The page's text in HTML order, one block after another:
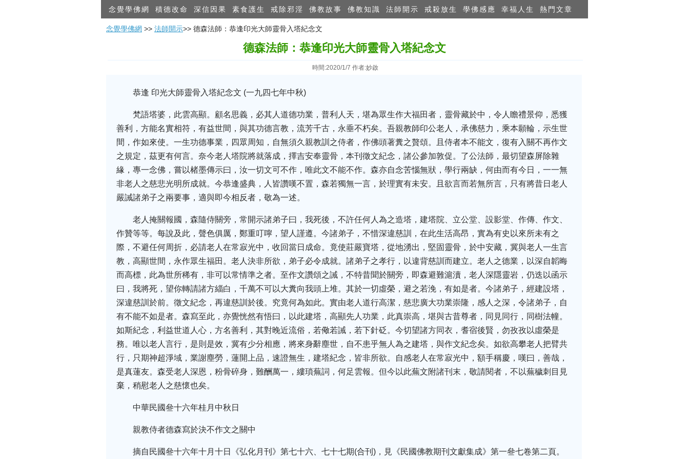
念覺學佛網 積德改命 深信因果 素食護生 戒除邪淫 佛教故事 佛教知識 法師開示 戒殺放生 學佛感應 幸福人生 熱門文章
念覺學佛網 >> 法師開示>> 德森法師：恭逢印光大師靈骨入塔紀念文
德森法師：恭逢印光大師靈骨入塔紀念文
時間:2020/1/7 作者:妙啟
恭逢 印光大師靈骨入塔紀念文 (一九四七年中秋)
梵語塔婆，此雲高顯。顧名思義，必其人道德功業，普利人天，堪為眾生作大福田者，靈骨藏於中，令人瞻禮景仰，悉獲
善利，方能名實相符，有益世間，與其功德言教，流芳千古，永垂不朽矣。吾親教師印公老人，承佛慈力，乘本願輪，示生世
間，作如來使。一生功德事業，四眾周知，自無須久親教訓之侍者，作佛頭著糞之贅頌。且侍者本不能文，復有入關不再作文
之規定，茲更有何言。奈今老人塔院將就落成，擇吉安奉靈骨，本刊徵文紀念，諸公參加敦促。了公法師，最切望森屏除雜
緣，專一念佛，嘗以楮墨傳示曰，汝一切文可不作，唯此文不能不作。森亦自念苦惱無狀，學行兩缺，何由而有今日，一一無
非老人之慈悲光明所成就。今恭逢盛典，人皆讚嘆不置，森若獨無一言，於理實有未安。且欲言而若無所言，只有將昔日老人
嚴誡諸弟子之兩要事，適與即今相反者，敬為一述。
老人掩關報國，森隨侍關旁，常開示諸弟子曰，我死後，不許任何人為之造塔，建塔院、立公堂、設影堂、作傳、作文、
作贊等等。每說及此，聲色俱厲，鄭重叮嚀，望人謹遵。今諸弟子，不惜深違慈訓，在此生活高昂，實為有史以來所未有之
際，不避任何周折，必請老人在常寂光中，收回當日成命。竟使莊嚴寶塔，從地湧出，堅固靈骨，於中安藏，冀與老人一生言
教，高顯世間，永作眾生福田。老人決非所欲，弟子必令成就。諸弟子之孝行，以違背慈訓而建立。老人之德業，以深自韜晦
而高標，此為世所稀有，非可以常情準之者。至作文讚頌之誡，不特昔聞於關旁，即森避難滬瀆，老人深隱靈岩，仍迭以函示
曰，我將死，望你轉請諸方緇白，千萬不可以大糞向我頭上堆。其於一切虛榮，避之若浼，有如是者。今諸弟子，經建設塔，
深違慈訓於前。徵文紀念，再違慈訓於後。究竟何為如此。實由老人道行高潔，慈悲廣大功業崇隆，感人之深，令諸弟子，自
有不能不如是者。森寫至此，亦覺恍然有悟曰，以此建塔，高顯先人功業，此真崇高，堪與古昔尊者，同見同行，同樹法幢。
如斯紀念，利益世道人心，方名善利，其對晚近流俗，若儆若誡，若下針砭。今切望諸方同衣，耆宿後賢，勿孜孜以虛榮是
務。唯以老人言行，是則是效，冀有少分相應，將來身辭塵世，自不患乎無人為之建塔，與作文紀念矣。如欲高攀老人把臂共
行，只期神超淨域，業謝塵勞，蓮開上品，速證無生，建塔紀念，皆非所欲。自感老人在常寂光中，額手稱慶，嘆曰，善哉，
是真蓮友。森受老人深恩，粉骨碎身，難酬萬一，縷瑣蕪詞，何足雲報。但今以此蕪文附諸刊末，敬請閱者，不以蕪穢刺目見
棄，稍慰老人之慈懷也矣。
中華民國叄十六年桂月中秋日
親教侍者德森寫於決不作文之關中
摘自民國叄十六年十月十日《弘化月刊》第七十六、七十七期(合刊)，見《民國佛教期刊文獻集成》第一叄七卷第二頁。